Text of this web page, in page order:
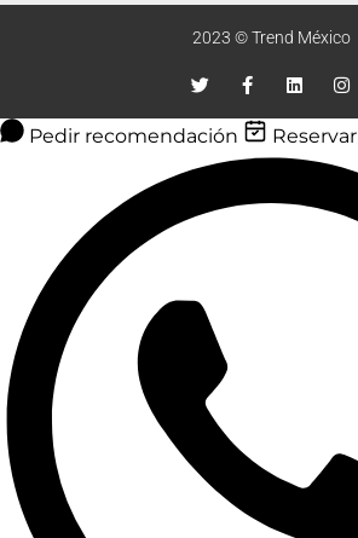
2023 © Trend México
Pedir recomendación Reservar